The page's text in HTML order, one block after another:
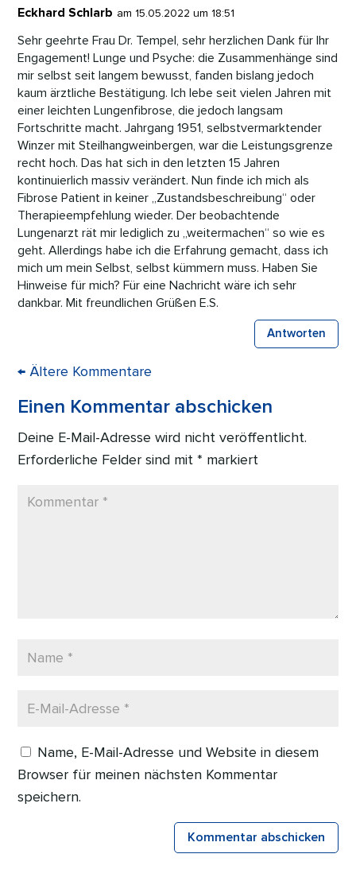
Eckhard Schlarb am 15.05.2022 um 18:51
Sehr geehrte Frau Dr. Tempel, sehr herzlichen Dank für Ihr
Engagement! Lunge und Psyche: die Zusammenhänge sind
mir selbst seit langem bewusst, fanden bislang jedoch
kaum ärztliche Bestätigung. Ich lebe seit vielen Jahren mit
einer leichten Lungenfibrose, die jedoch langsam
Fortschritte macht. Jahrgang 1951, selbstvermarktender
Winzer mit Steilhangweinbergen, war die Leistungsgrenze
recht hoch. Das hat sich in den letzten 15 Jahren
kontinuierlich massiv verändert. Nun finde ich mich als
Fibrose Patient in keiner „Zustandsbeschreibung“ oder
Therapieempfehlung wieder. Der beobachtende
Lungenarzt rät mir lediglich zu „weitermachen“ so wie es
geht. Allerdings habe ich die Erfahrung gemacht, dass ich
mich um mein Selbst, selbst kümmern muss. Haben Sie
Hinweise für mich? Für eine Nachricht wäre ich sehr
dankbar. Mit freundlichen Grüßen E.S.
Antworten
← Ältere Kommentare
Einen Kommentar abschicken
Deine E-Mail-Adresse wird nicht veröffentlicht.
Erforderliche Felder sind mit* markiert
Name, E-Mail-Adresse und Website in diesem
Browser für meinen nächsten Kommentar
speichern.
Kommentar abschicken